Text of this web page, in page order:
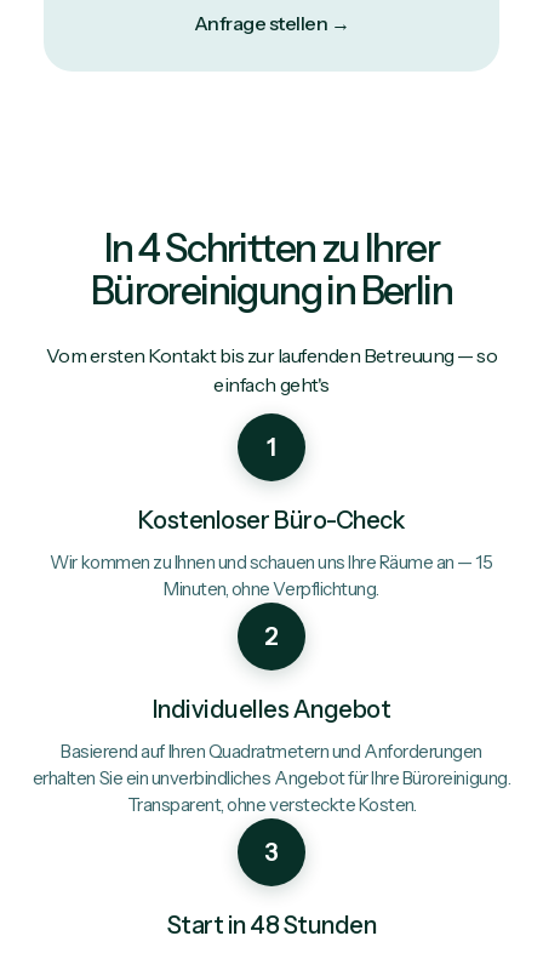
Anfrage stellen →
In 4 Schritten zu Ihrer
Büroreinigung in Berlin
Vom ersten Kontakt bis zur laufenden Betreuung — so
einfach geht's
1
Kostenloser Büro-Check
Wir kommen zu Ihnen und schauen uns Ihre Räume an — 15
Minuten, ohne Verpflichtung.
2
Individuelles Angebot
Basierend auf Ihren Quadratmetern und Anforderungen
erhalten Sie ein unverbindliches Angebot für Ihre Büroreinigung.
Transparent, ohne versteckte Kosten.
3
Start in 48 Stunden